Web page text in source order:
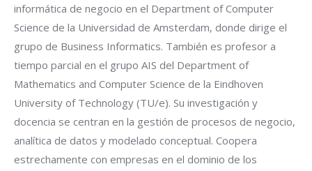
informática de negocio en el Department of Computer
Science de la Universidad de Amsterdam, donde dirige el
grupo de Business Informatics. También es profesor a
tiempo parcial en el grupo AIS del Department of
Mathematics and Computer Science de la Eindhoven
University of Technology (TU/e). Su investigación y
docencia se centran en la gestión de procesos de negocio,
analítica de datos y modelado conceptual. Coopera
estrechamente con empresas en el dominio de los